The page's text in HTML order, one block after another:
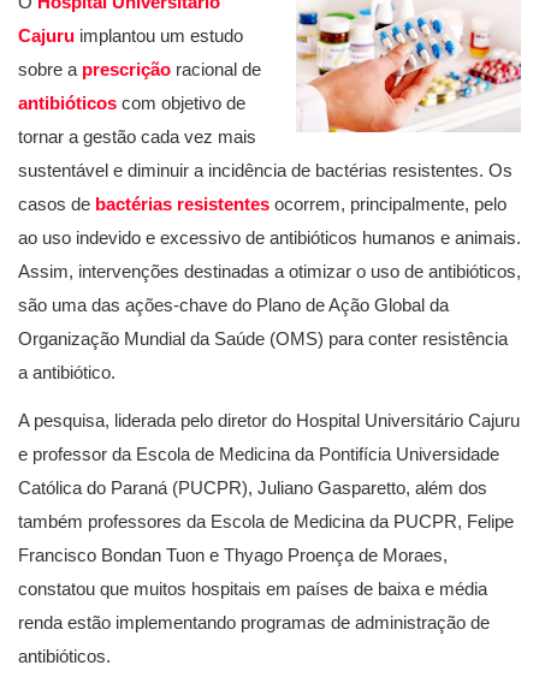
Cajuru implantou um estudo
sobre a prescrição racional de
antibióticos com objetivo de
tornar a gestão cada vez mais
sustentável e diminuir a incidência de bactérias resistentes. Os
casos de bactérias resistentes ocorrem, principalmente, pelo
ao uso indevido e excessivo de antibióticos humanos e animais.
Assim, intervenções destinadas a otimizar o uso de antibióticos,
são uma das ações-chave do Plano de Ação Global da
Organização Mundial da Saúde (OMS) para conter resistência
a antibiótico.
A pesquisa, liderada pelo diretor do Hospital Universitário Cajuru
e professor da Escola de Medicina da Pontifícia Universidade
Católica do Paraná (PUCPR), Juliano Gasparetto, além dos
também professores da Escola de Medicina da PUCPR, Felipe
Francisco Bondan Tuon e Thyago Proença de Moraes,
constatou que muitos hospitais em países de baixa e média
renda estão implementando programas de administração de
antibióticos.